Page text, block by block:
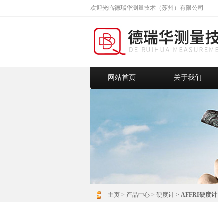
欢迎光临德瑞华测量技术（苏州）有限公司
网站首页 关于我们
主页 > 产品中心 > 硬度计 > AFFRI硬度计